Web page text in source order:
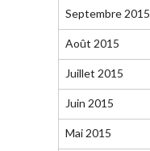
Septembre 2015
Août 2015
Juillet 2015
Juin 2015
Mai 2015